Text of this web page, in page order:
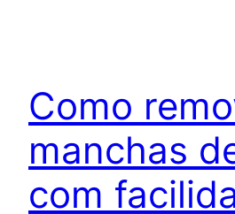
Como
manchas
com